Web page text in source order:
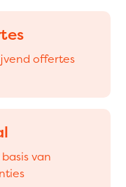
offertes
van